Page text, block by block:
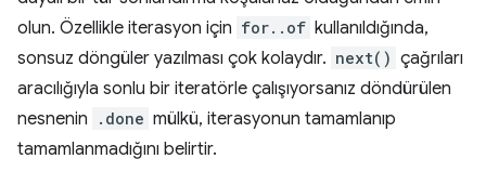
olun. Özellikle iterasyon için for..of kullanıldığında,
sonsuz döngüler yazılması çok kolaydır. next() çağrıları
aracılığıyla sonlu bir iteratörle çalışıyorsanız döndürülen
nesnenin
.done mülkü, iterasyonun tamamlanıp
tamamlanmadığını belirtir.